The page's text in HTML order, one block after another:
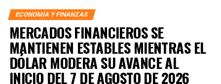
En los principales bancos del país, la cotización se
mantiene dentro de un rango estrecho:
DÓLAR EN BANCOS DE MÉXICO
BBVA México:17.18 / 17.27
ECONOMÍA Y FINANZAS
MERCADOS FINANCIEROS SE
MANTIENEN ESTABLES MIENTRAS EL
DÓLAR MODERA SU AVANCE AL
INICIO DEL 7 DE AGOSTO DE 2026